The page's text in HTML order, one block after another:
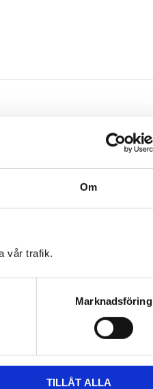
Om
vår trafik.
Marknadsföring
TILLÅT ALLA